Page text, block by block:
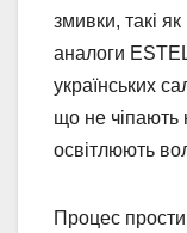
змивки, такі
аналоги
українських
що не чіпають
освітлюють
Процес